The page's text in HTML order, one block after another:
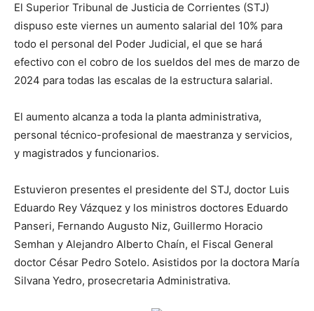
El Superior Tribunal de Justicia de Corrientes (STJ)
dispuso este viernes un aumento salarial del 10% para
todo el personal del Poder Judicial, el que se hará
efectivo con el cobro de los sueldos del mes de marzo de
2024 para todas las escalas de la estructura salarial.
El aumento alcanza a toda la planta administrativa,
personal técnico-profesional de maestranza y servicios,
y magistrados y funcionarios.
Estuvieron presentes el presidente del STJ, doctor Luis
Eduardo Rey Vázquez y los ministros doctores Eduardo
Panseri, Fernando Augusto Niz, Guillermo Horacio
Semhan y Alejandro Alberto Chaín, el Fiscal General
doctor César Pedro Sotelo. Asistidos por la doctora María
Silvana Yedro, prosecretaria Administrativa.